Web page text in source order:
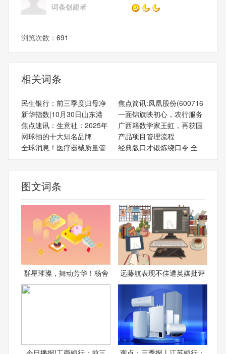
词条创建者
浏览次数： 691
相关词条
民生银行：前三季度归母净
焦点简讯:凤凰股份(600716
新华指数|10月30日山东港
一面锦旗映初心，农行服务
焦点速讯：生意社：2025年
广西籍数学家王虹，再获国
网球拍的十大知名品牌
产品项目管理流程
全球消息！医疗器械质量管
经典版口才锻炼绕口令 全
图文词条
群星璀璨，舞动芳华！杨舍 远藤航表现不佳遭英媒批评